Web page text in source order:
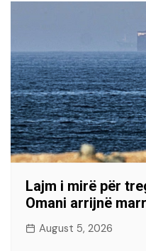
Lajm i mirë për
Omani arrijnë
August 5, 2026